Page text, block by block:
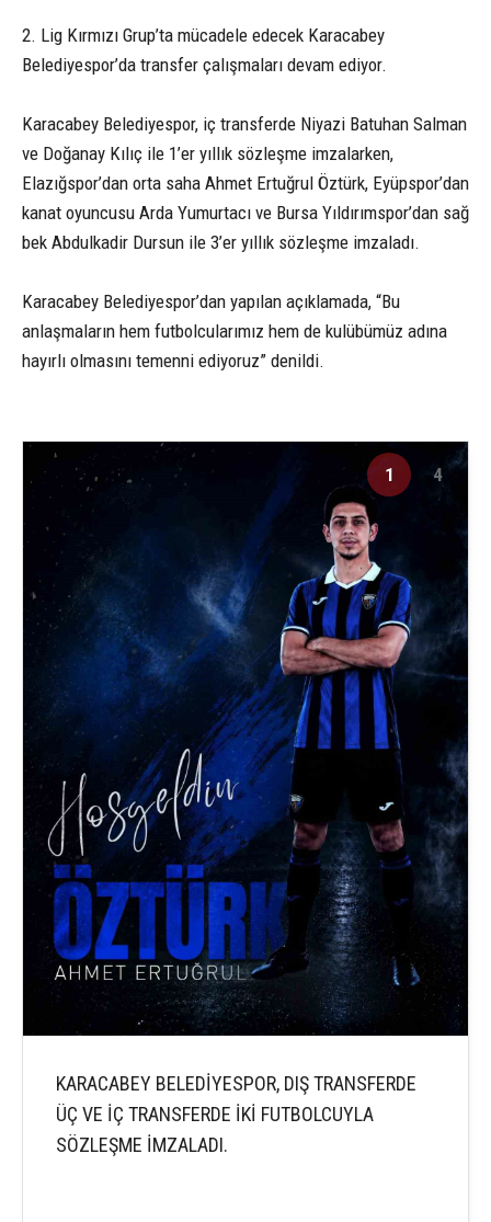
2. Lig Kırmızı Grup’ta mücadele edecek Karacabey
Belediyespor’da transfer çalışmaları devam ediyor.
Karacabey Belediyespor, iç transferde Niyazi Batuhan Salman
ve Doğanay Kılıç ile 1’er yıllık sözleşme imzalarken,
Elazığspor’dan orta saha Ahmet Ertuğrul Öztürk, Eyüpspor’dan
kanat oyuncusu Arda Yumurtacı ve Bursa Yıldırımspor’dan sağ
bek Abdulkadir Dursun ile 3’er yıllık sözleşme imzaladı.
Karacabey Belediyespor’dan yapılan açıklamada, “Bu
anlaşmaların hem futbolcularımız hem de kulübümüz adına
hayırlı olmasını temenni ediyoruz” denildi.
1 4
KARACABEY BELEDİYESPOR, DIŞ TRANSFERDE
ÜÇ VE İÇ TRANSFERDE İKİ FUTBOLCUYLA
SÖZLEŞME İMZALADI.